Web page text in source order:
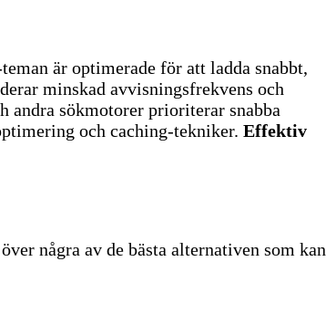
är optimerade för att ladda snabbt,
minskad avvisningsfrekvens och
andra sökmotorer prioriterar snabba
och caching-tekniker. Effektiv
några av de bästa alternativen som kan